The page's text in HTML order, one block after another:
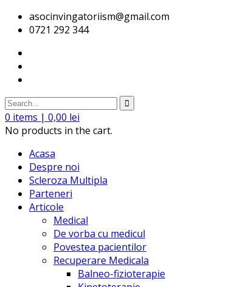
asocinvingatoriism@gmail.com
0721 292 344
0 items | 0,00 lei
No products in the cart.
Acasa
Despre noi
Scleroza Multipla
Parteneri
Articole
Medical
De vorba cu medicul
Povestea pacientilor
Recuperare Medicala
Balneo-fizioterapie